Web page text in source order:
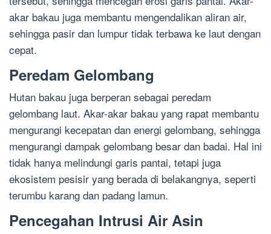
akar bakau juga membantu mengendalikan aliran air,
sehingga pasir dan lumpur tidak terbawa ke laut dengan
cepat.
Peredam Gelombang
Hutan bakau juga berperan sebagai peredam
gelombang laut. Akar-akar bakau yang rapat membantu
mengurangi kecepatan dan energi gelombang, sehingga
mengurangi dampak gelombang besar dan badai. Hal ini
tidak hanya melindungi garis pantai, tetapi juga
ekosistem pesisir yang berada di belakangnya, seperti
terumbu karang dan padang lamun.
Pencegahan Intrusi Air Asin